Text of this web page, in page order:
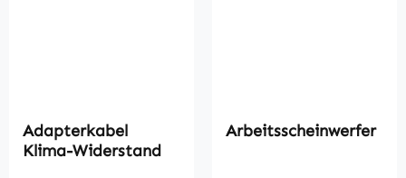
Adapterkabel
Klima-Widerstand
Arbeitsscheinwerfer